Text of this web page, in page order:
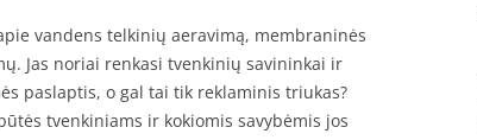
vandens telkinių aeravimą, membraninės
Jas noriai renkasi tvenkinių savininkai ir
paslaptis, o gal tai tik reklaminis triukas?
tvenkiniams ir kokiomis savybėmis jos